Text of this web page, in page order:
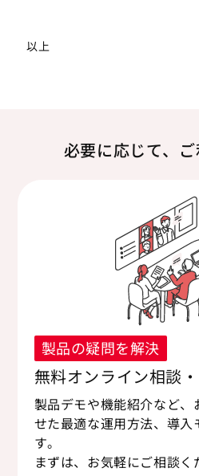
以上
必要に応じて、
製品の疑問を解決
無料オンライン相談
製品デモや機能紹介など、
せた最適な運用方法、導入
す。
まずは、お気軽にご相談く